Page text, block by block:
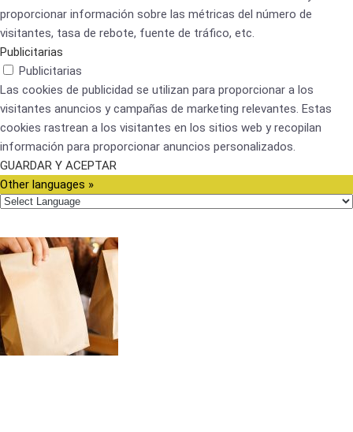
proporcionar información sobre las métricas del número de
visitantes, tasa de rebote, fuente de tráfico, etc.
Publicitarias
Publicitarias
Las cookies de publicidad se utilizan para proporcionar a los
visitantes anuncios y campañas de marketing relevantes. Estas
cookies rastrean a los visitantes en los sitios web y recopilan
información para proporcionar anuncios personalizados.
GUARDAR Y ACEPTAR
Other languages »